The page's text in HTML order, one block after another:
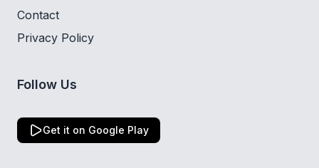
Contact
Privacy Policy
Follow Us
Get it on Google Play